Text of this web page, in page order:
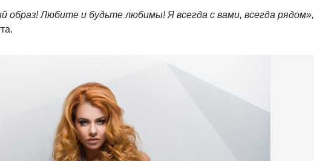
образ! Любите и будьте любимы! Я всегда с вами, всегда рядом»,